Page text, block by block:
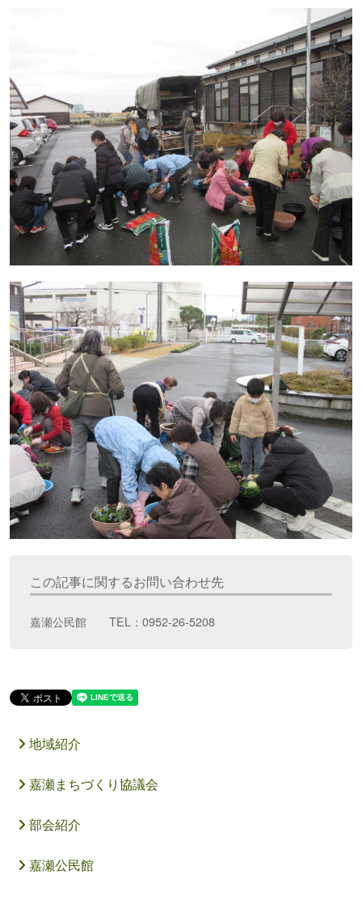
この記事に関するお問い合わせ先
嘉瀬公民館 TEL：0952-26-5208
地域紹介
嘉瀬まちづくり協議会
部会紹介
嘉瀬公民館